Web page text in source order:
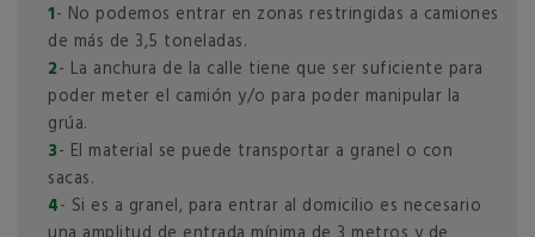
1- No podemos entrar en zonas restringidas a camiones
de más de 3,5 toneladas.
2- La anchura de la calle tiene que ser suficiente para
poder meter el camión y/o para poder manipular la
grúa.
3- El material se puede transportar a granel o con
sacas.
4- Si es a granel, para entrar al domicilio es necesario